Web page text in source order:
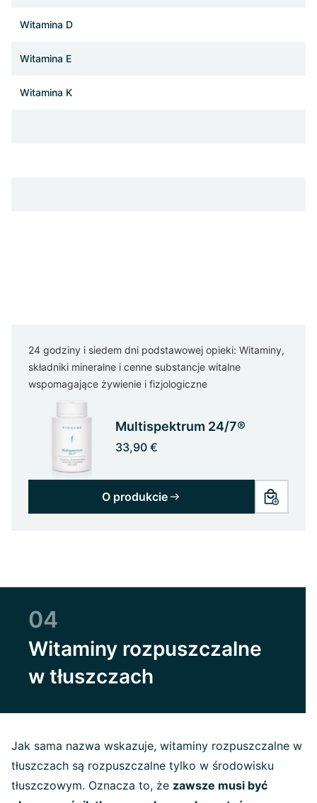
Witamina D
Witamina E
Witamina K
24 godziny i siedem dni podstawowej opieki: Witaminy,
składniki mineralne i cenne substancje witalne
wspomagające żywienie i fizjologiczne
Multispektrum 24/7®
33,90 €
O produkcie
04
Witaminy rozpuszczalne
w tłuszczach
Jak sama nazwa wskazuje, witaminy rozpuszczalne w
tłuszczach są rozpuszczalne tylko w środowisku
tłuszczowym. Oznacza to, że zawsze musi być